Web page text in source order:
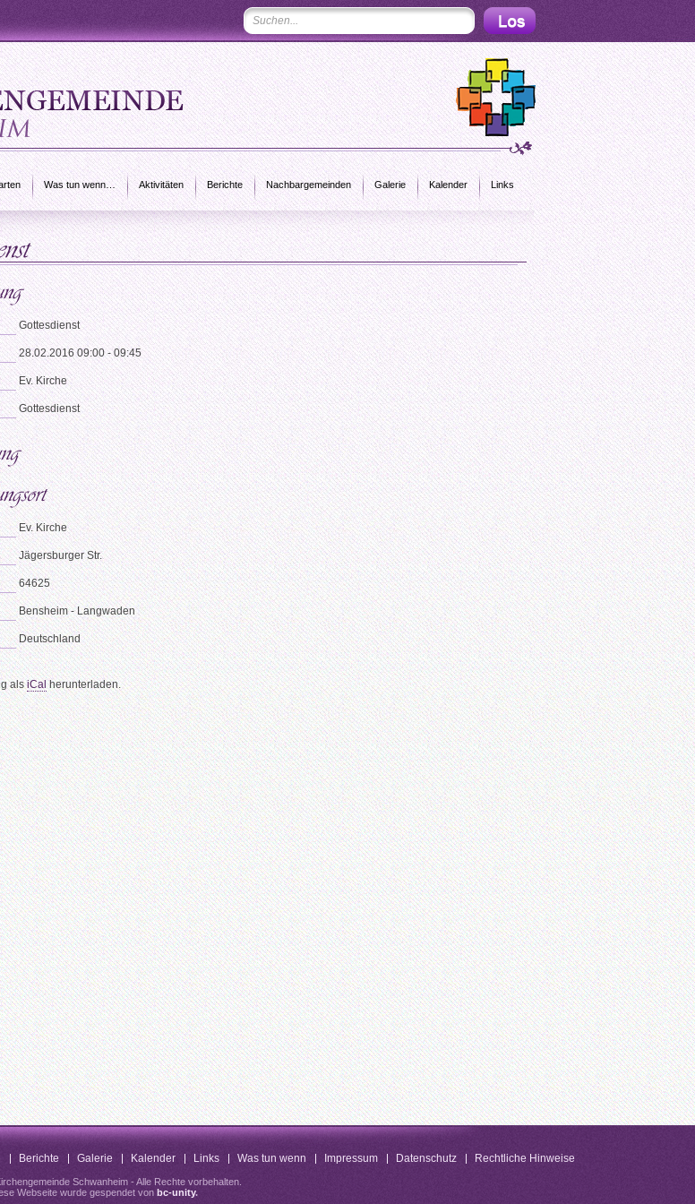
Was tun wenn… Aktivitäten Berichte Nachbargemeinden Galerie Kalender Links
Gottesdienst
28.02.2016 09:00 - 09:45
Ev. Kirche
Gottesdienst
Ev. Kirche
Jägersburger Str.
64625
Bensheim - Langwaden
Deutschland
alsiCal herunterladen.
Berichte Galerie Kalender Links Was tun wenn Impressum Datenschutz Rechtliche Hinweise
Schwanheim - Alle Rechte vorbehalten.
Webseite wurde gespendet von bc-unity.